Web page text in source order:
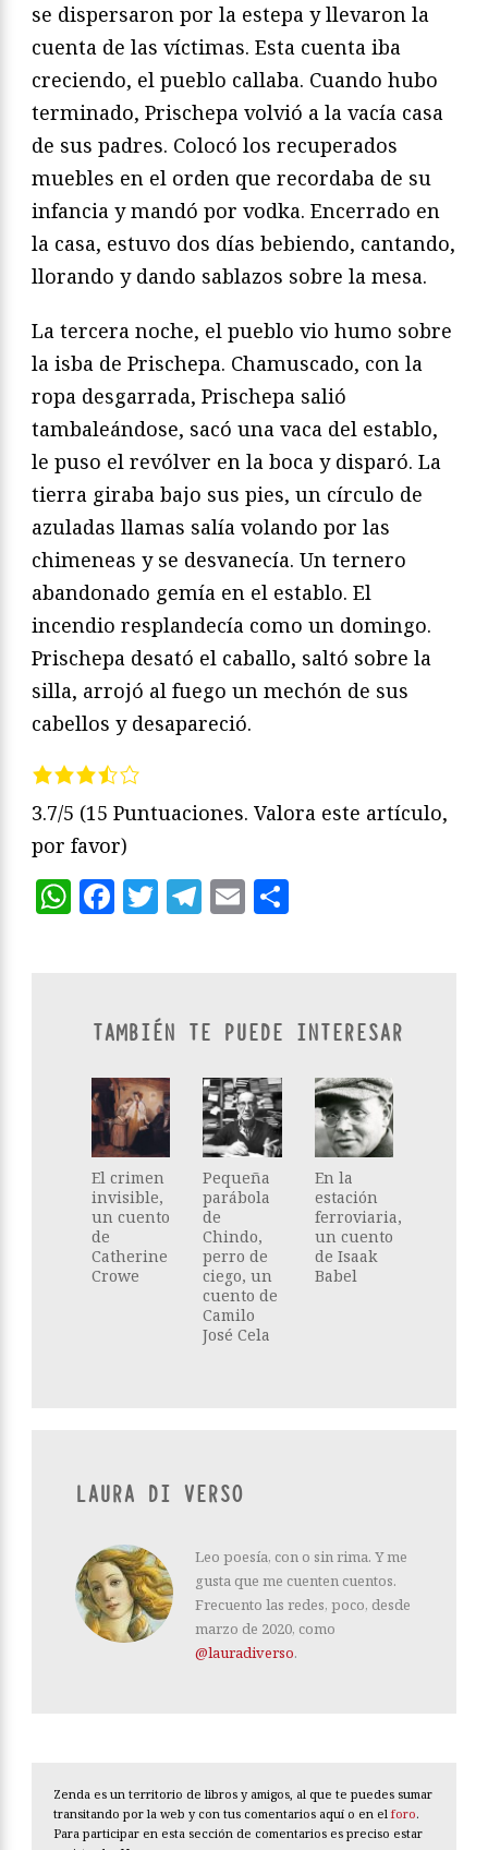
se dispersaron por la estepa y llevaron la
cuenta de las víctimas. Esta cuenta iba
creciendo, el pueblo callaba. Cuando hubo
terminado, Prischepa volvió a la vacía casa
de sus padres. Colocó los recuperados
muebles en el orden que recordaba de su
infancia y mandó por vodka. Encerrado en
la casa, estuvo dos días bebiendo, cantando,
llorando y dando sablazos sobre la mesa.
La tercera noche, el pueblo vio humo sobre
la isba de Prischepa. Chamuscado, con la
ropa desgarrada, Prischepa salió
tambaleándose, sacó una vaca del establo,
le puso el revólver en la boca y disparó. La
tierra giraba bajo sus pies, un círculo de
azuladas llamas salía volando por las
chimeneas y se desvanecía. Un ternero
abandonado gemía en el establo. El
incendio resplandecía como un domingo.
Prischepa desató el caballo, saltó sobre la
silla, arrojó al fuego un mechón de sus
cabellos y desapareció.
3.7/5 (15 Puntuaciones. Valora este artículo,
por favor)
WhatsApp
Facebook
Twitter
Telegram
Email
TAMBIÉN TE PUEDE INTERESAR
El crimen
invisible,
un cuento
de
Catherine
Crowe
Pequeña
parábola
de
Chindo,
perro de
ciego, un
cuento de
Camilo
José Cela
En la
estación
ferroviaria,
un cuento
de Isaak
Babel
LAURA DI VERSO
Leo poesía, con o sin rima. Y me
gusta que me cuenten cuentos.
Frecuento las redes, poco, desde
marzo de 2020, como
@lauradiverso.
Zenda es un territorio de libros y amigos, al que te puedes sumar
transitando por la web y con tus comentarios aquí o en el foro.
Para participar en esta sección de comentarios es preciso estar